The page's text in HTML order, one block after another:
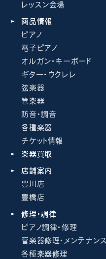
レッスン会場
商品情報
ピアノ
電子ピアノ
オルガン・キーボード
ギター・ウクレレ
弦楽器
管楽器
防音・調音
各種楽器
チケット情報
楽器買取
店舗案内
豊川店
豊橋店
修理・調律
ピアノ調律・修理
管楽器修理・メンテナンス
各種楽器修理